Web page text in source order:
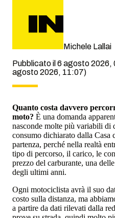
Michele Lallai
Pubblicato il 6 agosto 2026,
agosto 2026, 11:07)
Quanto costa davvero
moto? È una domanda
nasconde molte più variabili di
consumo dichiarato dalla Casa
partenza, perché nella realtà
tipo di percorso, il carico, le
prezzo del carburante, una
degli ultimi anni.
Ogni motociclista avrà il suo
costo sulla distanza, ma
a partire da dati rilevati dalla